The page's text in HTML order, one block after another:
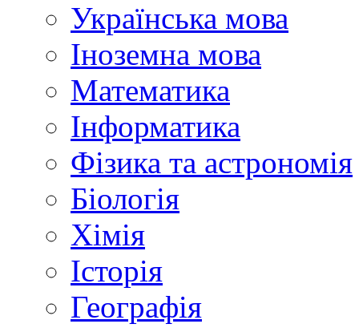
Українська мова
Іноземна мова
Математика
Інформатика
Фізика та астрономія
Біологія
Хімія
Історія
Географія